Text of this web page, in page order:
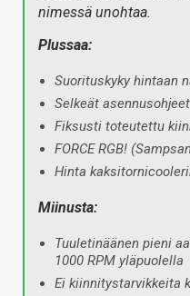
nimessä unohtaa.
Plussaa:
Suorituskyky hintaan
Selkeät asennusohjeet
Fiksusti toteutettu
FORCE RGB!
Hinta
Miinusta:
Tuuletinäänen pieni
1000 RPM yläpuolella
Ei kiinnitystarvikkeita